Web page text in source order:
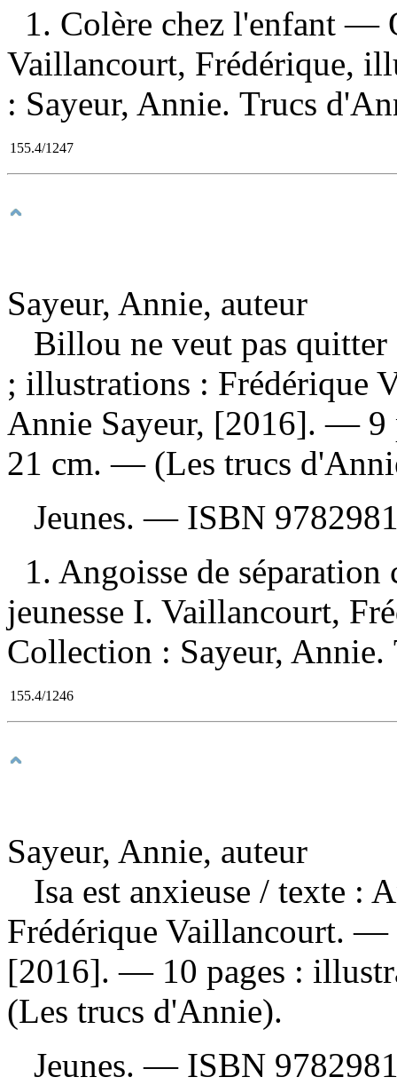
1. Colère chez l'enfant —
Vaillancourt, Frédérique,
: Sayeur, Annie. Trucs
155.4/1247
Sayeur, Annie, auteur
Billou ne veut pas quitter
; illustrations : Frédérique
Annie Sayeur, [2016]. — 9
21 cm. — (Les trucs
Jeunes. — ISBN
1. Angoisse de
jeunesse I. Vaillancourt,
Collection : Sayeur,
155.4/1246
Sayeur, Annie, auteur
Isa est anxieuse / texte :
Frédérique Vaillancourt. —
[2016]. — 10 pages :
(Les trucs d'Annie).
Jeunes. — ISBN